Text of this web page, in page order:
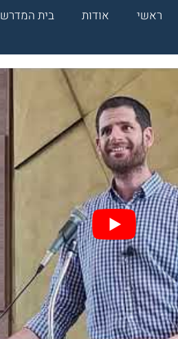
ראשי אודות בית המדרש